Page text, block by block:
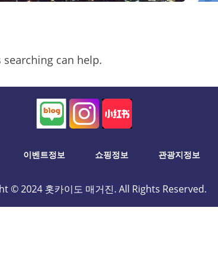
searching can help.
이벤트정보 쇼핑정보 관광지정보
© 2024 홋카이도 매거진. All Rights Reserved.